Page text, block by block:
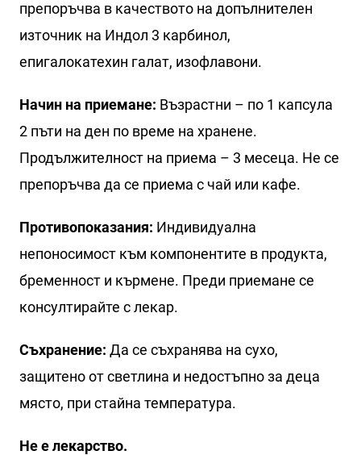
препоръчва в качеството на допълнителен
източник на Индол 3 карбинол,
епигалокатехин галат, изофлавони.
Начин на приемане: Възрастни – по 1 капсула
2 пъти на ден по време на хранене.
Продължителност на приема – 3 месеца. Не се
препоръчва да се приема с чай или кафе.
Противопоказания: Индивидуална
непоносимост към компонентите в продукта,
бременност и кърмене. Преди приемане се
консултирайте с лекар.
Съхранение: Да се съхранява на сухо,
защитено от светлина и недостъпно за деца
място, при стайна температура.
Не е лекарство.